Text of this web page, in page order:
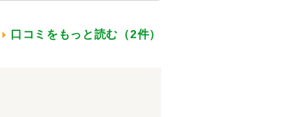
口コミをもっと読む（2件）